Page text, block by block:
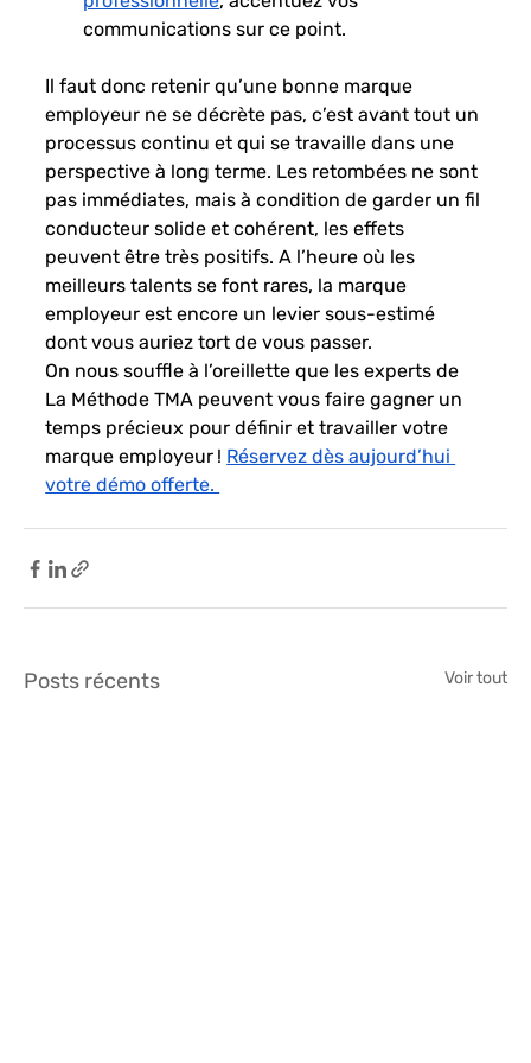
communications sur ce point.
Il faut donc retenir qu’une bonne marque
employeur ne se décrète pas, c’est avant tout un
processus continu et qui se travaille dans une
perspective à long terme. Les retombées ne sont
pas immédiates, mais à condition de garder un fil
conducteur solide et cohérent, les effets
peuvent être très positifs. A l’heure où les
meilleurs talents se font rares, la marque
employeur est encore un levier sous-estimé
dont vous auriez tort de vous passer.
On nous souffle à l’oreillette que les experts de
La Méthode TMA peuvent vous faire gagner un
temps précieux pour définir et travailler votre
marque employeur ! Réservez dès aujourd’hui
votre démo offerte.
Posts récents Voir tout